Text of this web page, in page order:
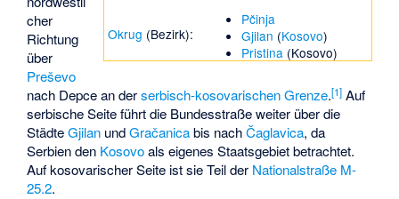
Okrug (Bezirk):
Pčinja
Gjilan (Kosovo)
Pristina (Kosovo)
cher
Richtung
über
Preševo
nach Depcean derserbisch-kosovarischen Grenze.[1] Auf
serbische Seite führt die Bundesstraße weiter über die
StädteGjilan undGračanicabis nachČaglavica, da
Serbien den Kosovoals eigenes Staatsgebiet betrachtet.
Auf kosovarischer Seite ist sie Teil der Nationalstraße M-
25.2.